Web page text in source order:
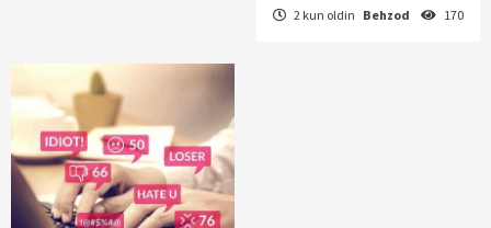
2 kun oldin Behzod 170